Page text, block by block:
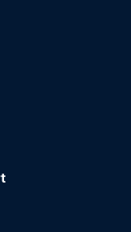
från 06.00
internet, business-